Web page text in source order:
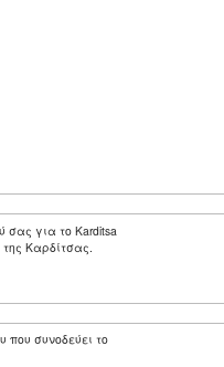
σας για το Karditsa
Καρδίτσας.
που συνοδεύει το